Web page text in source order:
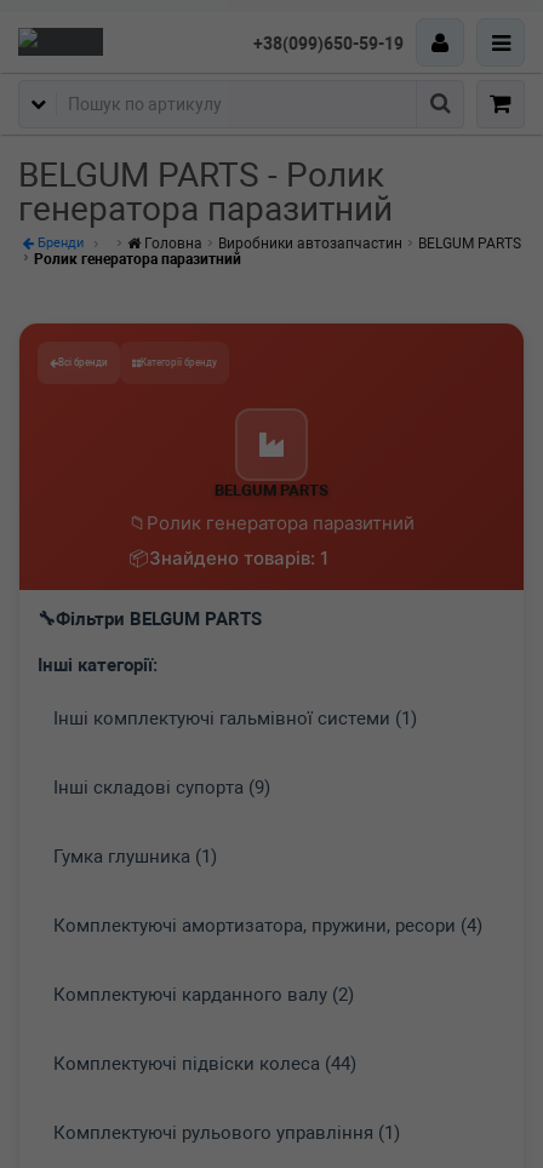
+38(099)650-59-19
Пошук
BELGUM PARTS - Ролик
генератора паразитний
Бренди Головна Виробники автозапчастин
BELGUM PARTS
Ролик генератора паразитний
Всі бренди Категорії бренду
BELGUM PARTS
Ролик генератора паразитний
Знайдено товарів: 1
Фільтри BELGUM PARTS
Інші категорії:
Інші комплектуючі гальмівної системи (1)
Інші складові супорта (9)
Гумка глушника (1)
Комплектуючі амортизатора, пружини, ресори (4)
Комплектуючі карданного валу (2)
Комплектуючі підвіски колеса (44)
Комплектуючі рульового управління (1)